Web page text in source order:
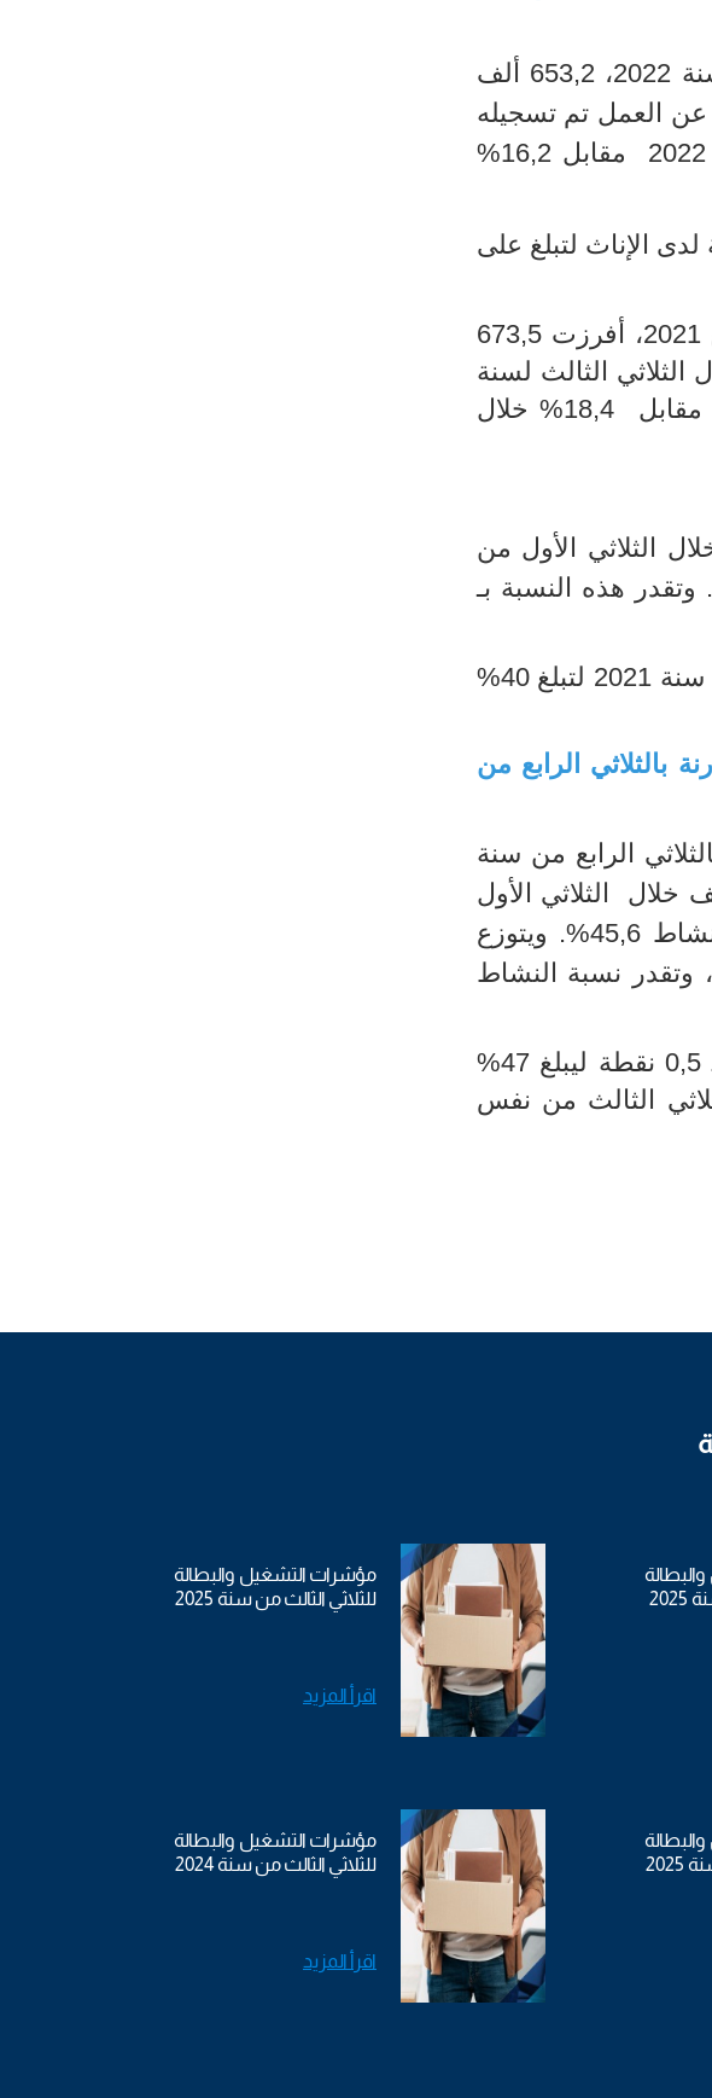
من سنة 2022، 653,2 ألف
العمل تم تسجيله
%
الذكور بينما انخفضت بـ 0,4 نقطة لدى الإناث لتبلغ على
2021،
أفرزت 673,5
الثالث لسنة
% خلال
الذين تتراوح أعمارهم بين 15 و 24 سنة خلال الثلاثي الأول من
. وتقدر هذه النسبة بـ
نسبة بطالة الشباب في مرحلة اولى خلال الثلاثي الرابع من سنة 2021 لتبلغ 40%
بـ 1,4 نقطة خلال الثلاثي الأول من سنة 2022 مقارنة بالثلاثي الرابع من
سنة 2022 تراجعا مقارنة بالثلاثي الرابع من سنة
113,9ألف حيث قدر عدد السكان النشيطين بـ 4046,4 ألف خلال الثلاثي الأول
لسنة 2022، مقابل 4160,3 ألفا خلال الثلاثي الرابع لتبلغ بذلك نسبة النشاط 45,6%. ويتوزع
و1232,4 ألفا من الاناث، وتقدر نسبة النشاط
وقد شهدت نسبة النشاط خلال الثلاثي الرابع لسنة 2021 ارتفاعا قدّر بـ 0,5 نقطة ليبلغ 47%
الثالث من نفس
مؤشرات التشغيل والبطالة
للثلاثي الثالث من سنة 2025
اقرأ المزيد
مؤشرات التشغيل والبطالة
للثلاثي الثالث من سنة 2024
اقرأ المزيد